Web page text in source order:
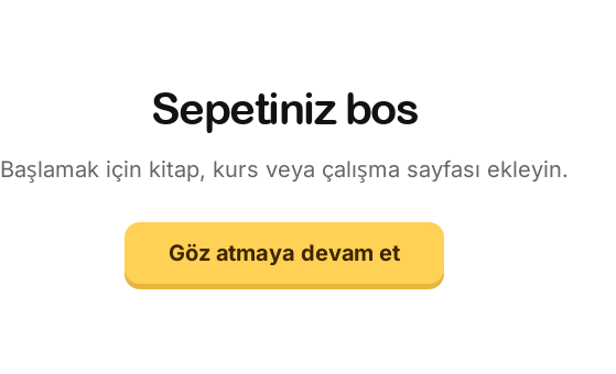
Sepetiniz bos
Başlamak için kitap, kurs veya çalışma sayfası ekleyin.
Göz atmaya devam et